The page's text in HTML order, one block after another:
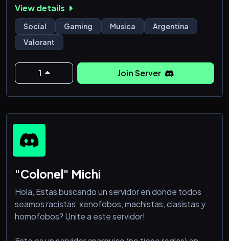
✔️ Diversos Bots De Interaccion
✔️ Mudae
✔️Economia Global Del Sv (Nekotina)
✔️ Beneficios
✔️ Diversas Salas Y Canales
✔️ Si Sos Streamer Y Queres Ser Recomendado En
Nuestro SV,Sumate A Nuestra Comunidad (Hablar
Con Un Mod O Admin)
✔️ Memes
✔️Y Mucho Mas
🍁Te Esperamos En The KingDom🍁
View details
Social Gaming Musica
Argentina
Valorant
1 Join Server
"Colonel" Michi
Hola, Estas buscando un servidor en donde todos
seamos racistas, xenofobos, machistas, clasistas y
homofobos? Unite a este servidor!